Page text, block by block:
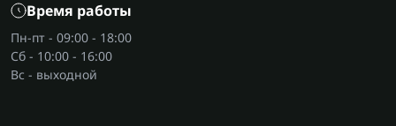
Время работы
Пн-пт - 09:00 - 18:00
Сб - 10:00 - 16:00
Вс - выходной